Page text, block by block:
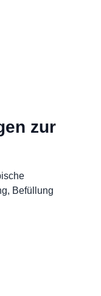
zur
Befüllung